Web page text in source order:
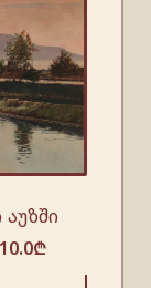
10.0₾